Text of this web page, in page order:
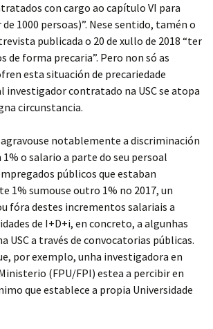
con cargo ao capítulo VI para
1000 persoas)”. Nese sentido, tamén o
publicada o 20 de xullo de 2018 “ter
de forma precaria”. Pero non só as
esta situación de precariedade
contratado na USC se atopa
circunstancia.
agravouse notablemente a discriminación
1% o salario a parte do seu persoal
públicos que estaban
1% sumouse outro 1% no 2017, un
fóra destes incrementos salariais a
de I+D+i, en concreto, a algunhas
USC a través de convocatorias públicas.
por exemplo, unha investigadora en
(FPU/FPI) estea a percibir en
que establece a propia Universidade